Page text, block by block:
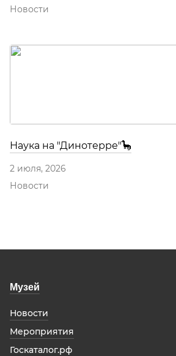
Новости
Наука на "Динотерре"🦕
2 июля, 2026
Новости
Музей
Новости
Мероприятия
Госкаталог.рф